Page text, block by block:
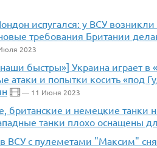
испугался: у ВСУ
новые требования Британии
2023
быстры»] Украина играет в
атаки и попытки косить «под
— 11 Июня 2023
британские и немецкие танки
танки плохо оснащены
ВСУ с пулеметами "Максим"